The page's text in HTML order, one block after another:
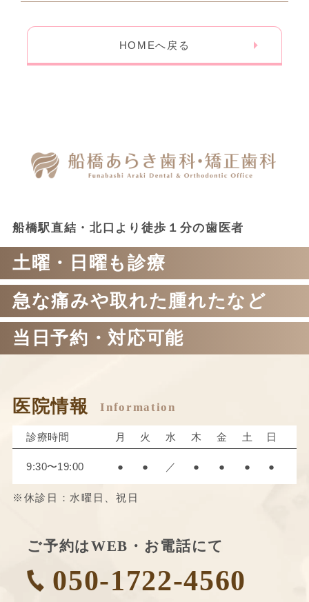
正しいリカバリー
HOMEへ戻る
船橋駅直結・北口より徒歩１分の歯医者
土曜・日曜も診療
急な痛みや取れた腫れたなど
当日予約・対応可能
医院情報
診療時間 月 火 水 木 金 土 日
9:30〜19:00 ● ● ／ ● ● ● ●
※休診日：水曜日、祝日
ご予約はWEB・お電話にて
050-1722-4560